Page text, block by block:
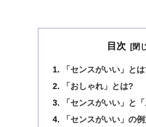
目次
「センスがいい」と
「おしゃれ」とは?
「センスがいい」と
「センスがいい」の